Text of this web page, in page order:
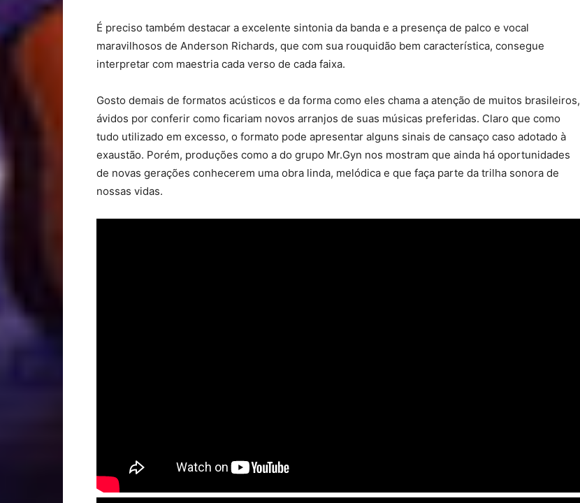
É preciso também destacar a excelente sintonia da banda e a presença de palco e vocal
maravilhosos de Anderson Richards, que com sua rouquidão bem característica, consegue
interpretar com maestria cada verso de cada faixa.
Gosto demais de formatos acústicos e da forma como eles chama a atenção de muitos brasileiros,
ávidos por conferir como ficariam novos arranjos de suas músicas preferidas. Claro que como
tudo utilizado em excesso, o formato pode apresentar alguns sinais de cansaço caso adotado à
exaustão. Porém, produções como a do grupo Mr.Gyn nos mostram que ainda há oportunidades
de novas gerações conhecerem uma obra linda, melódica e que faça parte da trilha sonora de
nossas vidas.